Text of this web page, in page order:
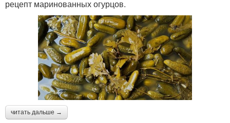
рецепт маринованных огурцов.
читать дальше →